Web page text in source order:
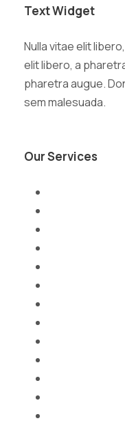
Text Widget
Nulla vitae elit
elit libero, a
pharetra augue.
sem malesuada.
Our Services